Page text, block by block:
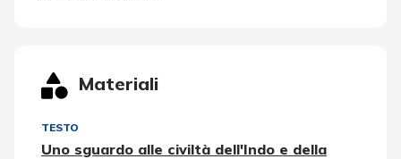
Materiali
TESTO
Uno sguardo alle civiltà dell'Indo e della